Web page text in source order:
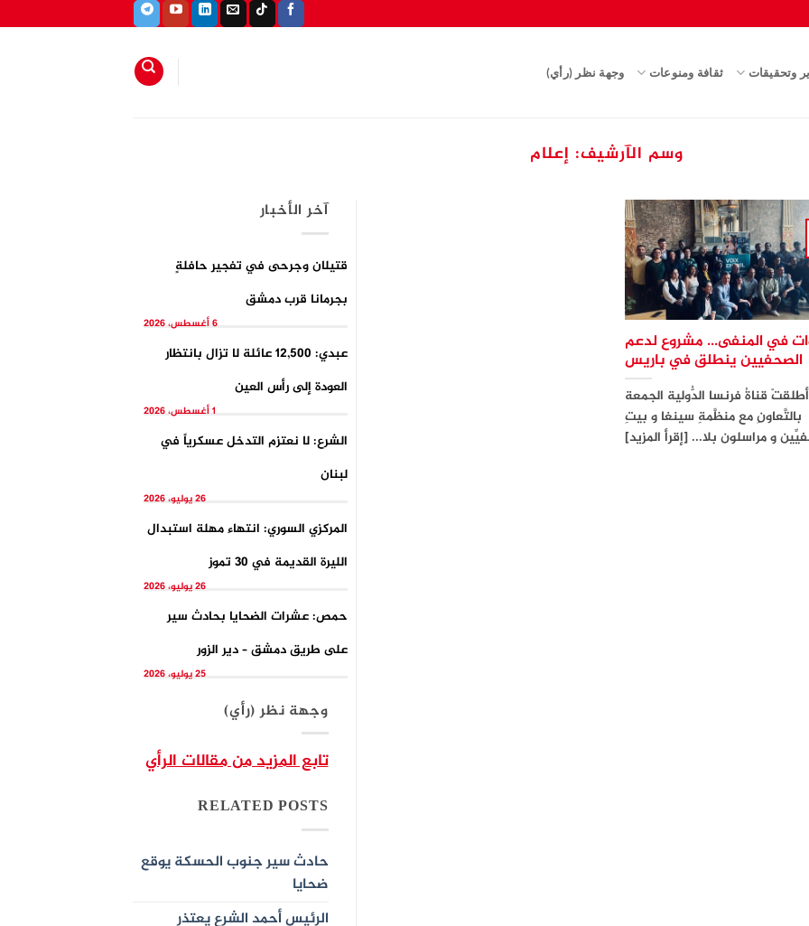
وتحقيقات ثقافة ومنوعات وجهة نظر (رأي)
وسم الآرشيف: إعلام
في المنفى… مشروع لدعم
الصحفيين ينطلق في باريس
أطلقتْ قناةُ فرنسا الدُّولية الجمعة
بالتَّعاونِ مع منظَّمةِ سينغا و بيتِ
و مراسلون بلا... [إقرأ المزيد]
آخر الأخبار
قتيلان وجرحى في تفجيرِ حافلةٍ
بجرمانا قرب دمشق
6 أغسطس، 2026
عبدي: 12,500 عائلة لا تزال بانتظار
العودة إلى رأس العين
1 أغسطس، 2026
الشرع: لا نعتزم التدخل عسكرياً في
لبنان
26 يوليو، 2026
المركزي السوري: انتهاء مهلة استبدال
الليرة القديمة في 30 تموز
26 يوليو، 2026
حمص: عشرات الضحايا بحادث سير
على طريق دمشق – دير الزور
25 يوليو، 2026
وجهة نظر (رأي)
تابع المزيد من مقالات الرأي
RELATED POSTS
حادث سير جنوب الحسكة يوقع
ضحايا
الرئيس أحمد الشرع يعتذر